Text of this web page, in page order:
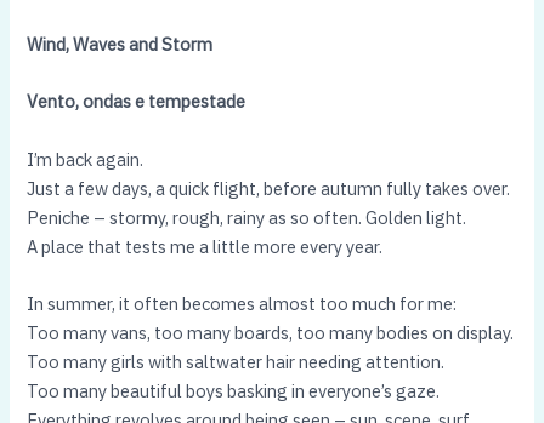
Wind, Waves and Storm
Vento, ondas e tempestade
I’m back again.
Just a few days, a quick flight, before autumn fully takes over.
Peniche – stormy, rough, rainy as so often. Golden light.
A place that tests me a little more every year.
In summer, it often becomes almost too much for me:
Too many vans, too many boards, too many bodies on display.
Too many girls with saltwater hair needing attention.
Too many beautiful boys basking in everyone’s gaze.